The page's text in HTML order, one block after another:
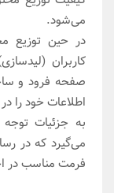
می‌شود.
در حین توزیع
کاربران
صفحه فرود و
اطلاعات خود را
به جزئیات
می‌گیرد که در
فرمت مناسب در